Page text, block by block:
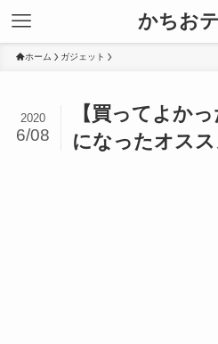
かちお
ホーム ガジェット
【買ってよか
になったオス
2020
6/08